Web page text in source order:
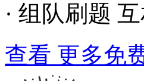
· 组队刷题
查看 更多免